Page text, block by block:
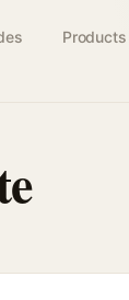
Products